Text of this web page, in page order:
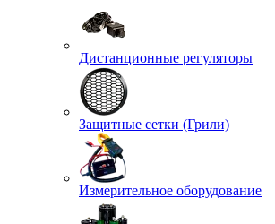
Дистанционные регуляторы
Защитные сетки (Грили)
Измерительное оборудование